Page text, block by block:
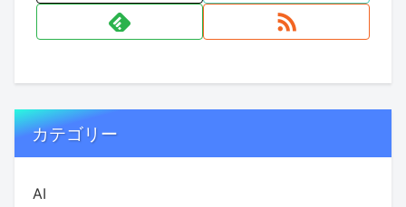
カテゴリー
AI